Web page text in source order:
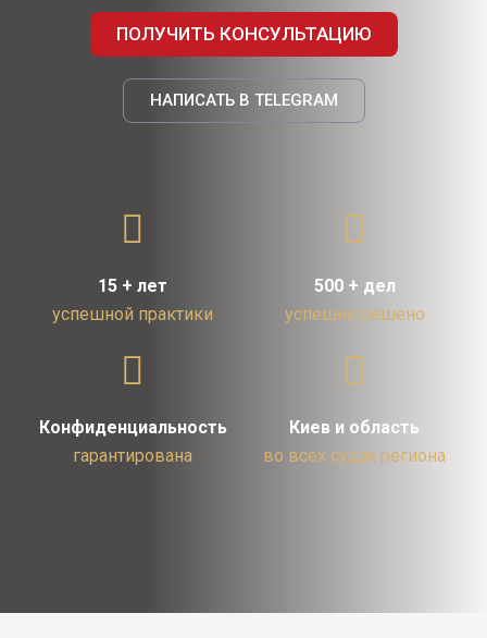
ПОЛУЧИТЬ КОНСУЛЬТАЦИЮ
НАПИСАТЬ В TELEGRAM
15 + лет
успешной практики
500 + дел
успешно решено
Конфиденциальность
гарантирована
Киев и область
во всех судах региона